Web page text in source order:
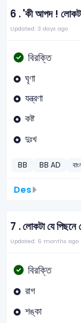
6 .'কী আপদ ! লোকটা
Updated: 3 days ago
বিরক্তি
ঘৃণা
যন্ত্রণা
কষ্ট
দুঃখ
BB BB AD
Des
7 .লোকটা যে
Updated: 6 months ago
বিরক্তি
রাগ
শঙ্কা